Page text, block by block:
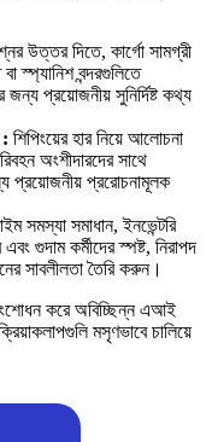
উত্তর দিতে, কার্গো সামগ্রী
স্প্যানিশ বন্দরগুলিতে
জন্য প্রয়োজনীয় সুনির্দিষ্ট কথ্য
: শিপিংয়ের হার নিয়ে আলোচনা
অংশীদারদের সাথে
প্রয়োজনীয় প্ররোচনামূলক
সমস্যা সমাধান, ইনভেন্টরি
গুদাম কর্মীদের স্পষ্ট, নিরাপদ
সাবলীলতা তৈরি করুন।
সংশোধন করে অবিচ্ছিন্ন এআই
মসৃণভাবে চালিয়ে